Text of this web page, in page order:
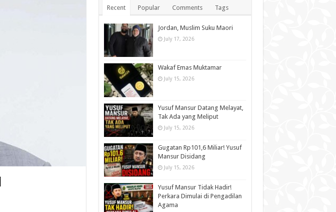
Recent Popular Comments Tags
Jordan, Muslim Suku Maori
July 17, 2026
Wakaf Emas Muktamar
July 15, 2026
Yusuf Mansur Datang Melayat,
Tak Ada yang Meliput
July 15, 2026
Gugatan Rp101,6 Miliar! Yusuf
Mansur Disidang
July 15, 2026
Yusuf Mansur Tidak Hadir!
Perkara Dimulai di Pengadilan
Agama